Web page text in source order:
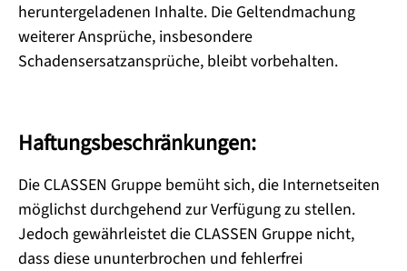
heruntergeladenen Inhalte. Die Geltendmachung
weiterer Ansprüche, insbesondere
Schadensersatzansprüche, bleibt vorbehalten.
Haftungsbeschränkungen:
Die CLASSEN Gruppe bemüht sich, die Internetseiten
möglichst durchgehend zur Verfügung zu stellen.
Jedoch gewährleistet die CLASSEN Gruppe nicht,
dass diese ununterbrochen und fehlerfrei